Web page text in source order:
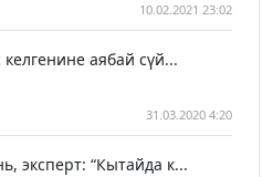
10.02.2021 23:02
аябай сүй...
31.03.2020 4:20
эксперт: “Кытайда к...